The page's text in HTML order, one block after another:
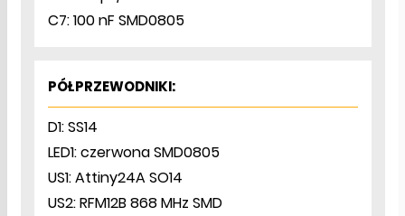
C7: 100 nF SMD0805
PÓŁPRZEWODNIKI:
D1: SS14
LED1: czerwona SMD0805
US1: Attiny24A SO14
US2: RFM12B 868 MHz SMD